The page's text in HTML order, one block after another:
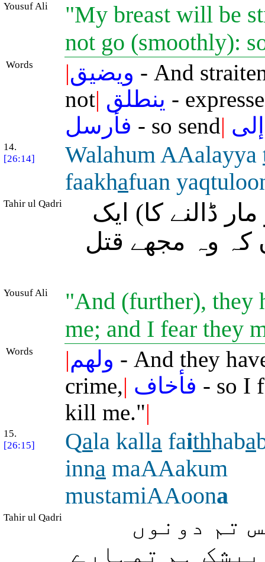
Yousuf Ali
"My breast will be
not go (smoothly):
Words |ويضيق - And
not| ينطلق -
فأرسل - so send| إلى
14.
[26:14]
Walahum AAalayya
faakhafuan
Tahir ul Qadri
ڈالنے کا) ایک
کہ وہ مجھے قتل
Yousuf Ali
"And (further), they
me; and I fear they
Words |ولهم - And they
crime,| فأخاف - so I
kill me."|
15.
[26:15]
Qala kalla faithhaba
inna maAAakum
mustamiAAoona
Tahir ul Qadri
تم دونوں
ہم تمہارے